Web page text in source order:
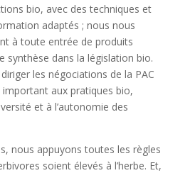
bio, avec des techniques et
adaptés ; nous nous
à toute entrée de produits
synthèse dans la législation bio.
les négociations de la PAC
aux pratiques bio,
et à l’autonomie des
nous appuyons toutes les règles
soient élevés à l’herbe. Et,